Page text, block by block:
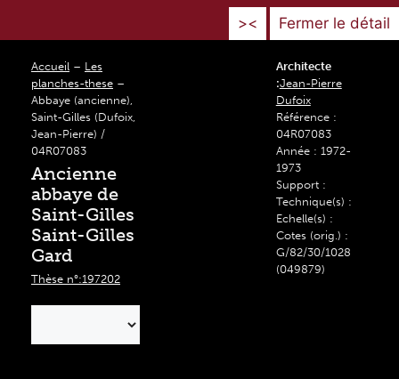
>< Fermer le détail
Accueil – Les
planches-these –
Abbaye (ancienne),
Saint-Gilles (Dufoix,
Jean-Pierre) /
04R07083
Ancienne
abbaye de
Saint-Gilles
Saint-Gilles
Gard
Thèse n°:197202
Architecte
:Jean-Pierre
Dufoix
Référence :
04R07083
Année : 1972-
1973
Support :
Technique(s) :
Echelle(s) :
Cotes (orig.) :
G/82/30/1028
(049879)